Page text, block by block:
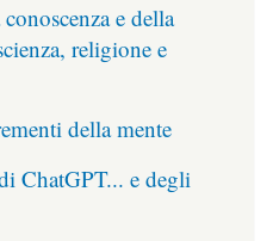
e della
religione e
della mente
ChatGPT... e degli